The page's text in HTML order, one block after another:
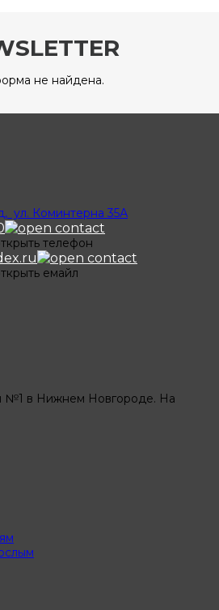
не найдена.
ул. Коминтерна 35А
телефон
емайл
в Нижнем Новгороде. На